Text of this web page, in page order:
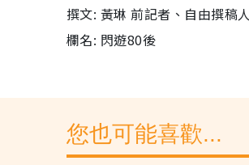
撰文: 黃琳 前記者、自由撰稿
欄名: 閃遊80後
您也可能喜歡...